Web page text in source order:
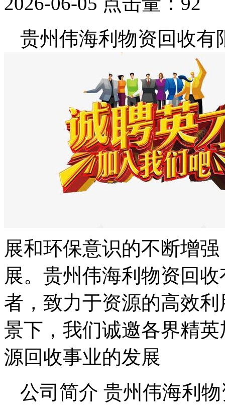
贵州伟海利物资回收有
展和环保意识的不断增
展。贵州伟海利物资回
者，致力于资源的高效
景下，我们诚邀各界精
源回收事业的发展
公司简介 贵州伟海利